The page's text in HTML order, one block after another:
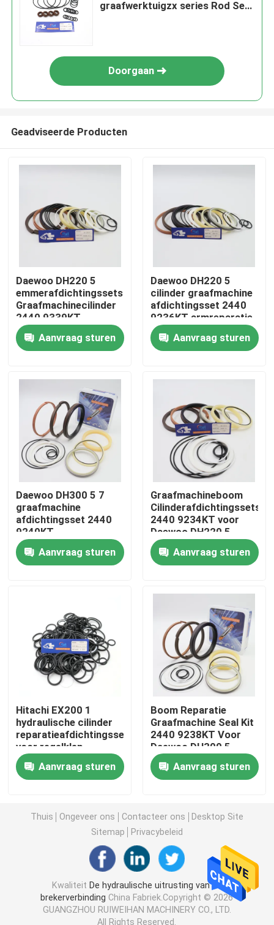
Huis
Producten
Ongeveer ons
Fabrieksreis
Kwaliteitscontrole
Contacteer ons
Nieuws
De hydraulische uitrusting van de brekerverbinding
Graafwerktuig Seal Kit
jcb verbindingsuitrusting
De Verbindingsuitrusting van KOMATSU
Hydraulische Olieverbinding
Hydraulische Zuigerverbinding
graafwerktuigzx series Rod Seal
Doorgaan
Geadviseerde Producten
Daewoo DH220 5
emmerafdichtingssets
Graafmachinecilinder
2440 9339KT
Aanvraag sturen
Daewoo DH220 5
cilinder graafmachine
afdichtingsset 2440
9236KT armreparatie
Aanvraag sturen
Daewoo DH300 5 7
graafmachine
afdichtingsset 2440
9240KT
cilinderarmreparatie
Aanvraag sturen
Graafmachineboom
Cilinderafdichtingssets
2440 9234KT voor
Daewoo DH220 5
Aanvraag sturen
Hitachi EX200 1
hydraulische cilinder
reparatieafdichtingsset
voor regelklep
graafmachine
Aanvraag sturen
Boom Reparatie
Graafmachine Seal Kit
2440 9238KT Voor
Daewoo DH300 5
DH300 7
Aanvraag sturen
Thuis Ongeveer ons Contacteer ons
Desktop Site
Sitemap
Privacybeleid
Kwaliteit De hydraulische uitrusting van de
brekerverbinding China Fabriek.Copyright © 2026
GUANGZHOU RUIWEIHAN MACHINERY CO., LTD.
All Rights Reserved.